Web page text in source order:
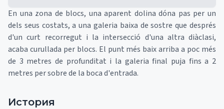
En una zona de blocs, una aparent dolina dóna pas per un
dels seus costats, a una galeria baixa de sostre que després
d'un curt recorregut i la intersecció d'una altra diàclasi,
acaba curullada per blocs. El punt més baix arriba a poc més
de 3 metres de profunditat i la galeria final puja fins a 2
metres per sobre de la boca d'entrada.
История